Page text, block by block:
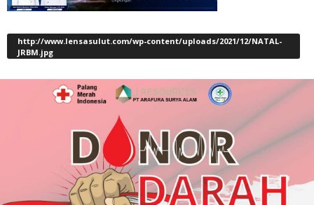
http://www.lensasulut.com/wp-content/uploads/2021/12/NATAL-
JRBM.jpg